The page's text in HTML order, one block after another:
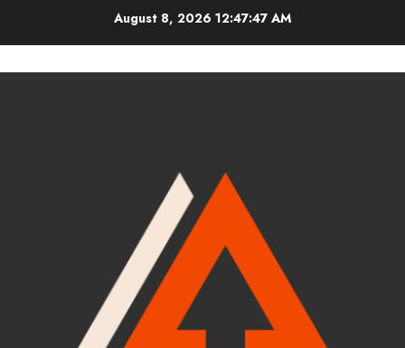
August 8, 2026 12:47:48 AM